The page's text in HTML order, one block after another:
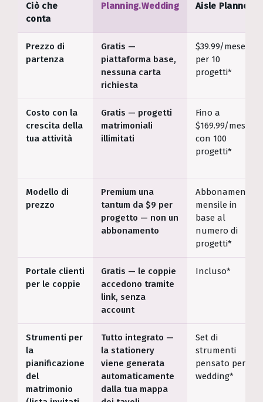
Ciò che
conta
Planning.Wedding Aisle Planner
Prezzo di
partenza
Gratis —
piattaforma base,
nessuna carta
richiesta
$39.99/mese
per 10
progetti*
Costo con la
crescita della
tua attività
Gratis — progetti
matrimoniali
illimitati
Fino a
$169.99/mese
con 100
progetti*
Modello di
prezzo
Premium una
tantum da $9 per
progetto — non un
abbonamento
Abbonamento
mensile in
base al
numero di
progetti*
Portale clienti
per le coppie
Gratis — le coppie
accedono tramite
link, senza
account
Incluso*
Strumenti per
la
pianificazione
del
matrimonio
Tutto integrato —
la stationery
viene generata
automaticamente
dalla tua mappa
Set di
strumenti
pensato per il
wedding*